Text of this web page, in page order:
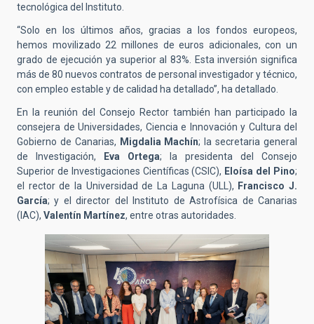
tecnológica del Instituto.
“Solo en los últimos años, gracias a los fondos europeos,
hemos movilizado 22 millones de euros adicionales, con un
grado de ejecución ya superior al 83%. Esta inversión significa
más de 80 nuevos contratos de personal investigador y técnico,
con empleo estable y de calidad ha detallado”, ha detallado.
En la reunión del Consejo Rector también han participado la
consejera de Universidades, Ciencia e Innovación y Cultura del
Gobierno de Canarias, Migdalia Machín; la secretaria general
de Investigación, Eva Ortega; la presidenta del Consejo
Superior de Investigaciones Científicas (CSIC), Eloísa del Pino;
el rector de la Universidad de La Laguna (ULL), Francisco J.
García; y el director del Instituto de Astrofísica de Canarias
(IAC), Valentín Martínez, entre otras autoridades.